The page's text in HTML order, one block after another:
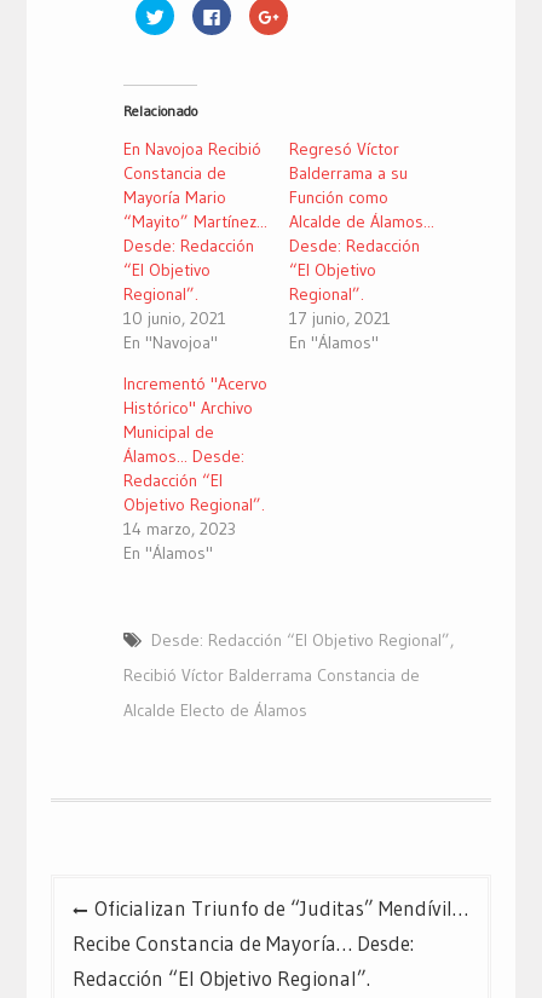
Haz
clic
Twitter
abre
una
ventana
nueva)
Haz
clic
una
ventana
nueva)
Haz
clic
una
ventana
nueva)
Relacionado
En Navojoa Recibió
Constancia de
Mayoría Mario
“Mayito” Martínez...
Desde: Redacción
“El Objetivo
Regional”.
10 junio, 2021
En "Navojoa"
Regresó Víctor
Balderrama a su
Función como
Alcalde de Álamos...
Desde: Redacción
“El Objetivo
Regional”.
17 junio, 2021
En "Álamos"
Incrementó "Acervo
Histórico" Archivo
Municipal de
Álamos... Desde:
Redacción “El
Objetivo Regional”.
14 marzo, 2023
En "Álamos"
Desde: Redacción “El Objetivo Regional”,
Recibió Víctor Balderrama Constancia de
Alcalde Electo de Álamos
de
entradas
Oficializan Triunfo de “Juditas” Mendívil…
Recibe Constancia de Mayoría… Desde:
Redacción “El Objetivo Regional”.